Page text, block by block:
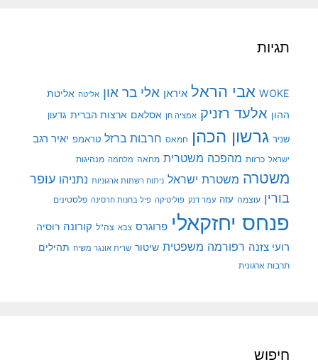
תגיות
WOKE אבי הראל איראן אלי בר און אליטה אליטת
ההון אלעד רזניק אמציה חן אסלאם ארצות הברית גדעון
שניר גרשון הכהן חמאס חרבות ברזל טראמפ יאיר רגב
ישראל כרזות מהפכה משטרית מחאה מלחמה מנהיגות
משטרה משטרת ישראל ניתוח רשתות ארגוניות נתניהו עופר
בורין עוצמה עזה עמר דנק פוליטיקה פיל בחנות חרסינה פלסטינים
פנחס יחזקאלי פרוגרס צבא צה"ל קורונה רוסיה
רועי צזנה רפורמה משפטית שיטור שרית אונגר משיח תהילים
תרבות ארגונית
חיפוש